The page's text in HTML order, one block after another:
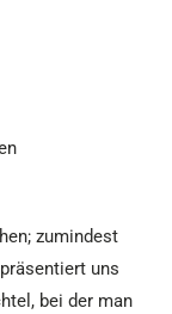
zumindest
uns
bei der man